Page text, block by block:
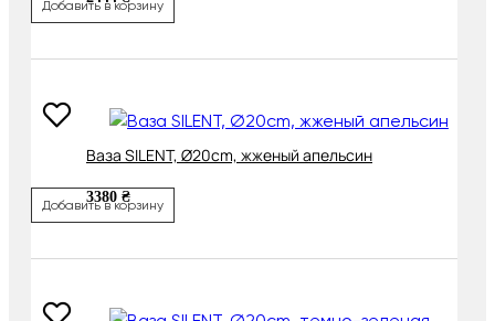
Добавить в корзину
Ваза SILENT, Ø20cm, жженый апельсин
3380 ₴
Добавить в корзину